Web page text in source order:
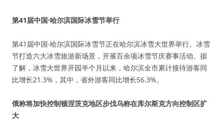
第41届中国·哈尔滨国际冰雪节举行
第41届中国·哈尔滨国际冰雪节正在哈尔滨冰雪大世界举行。冰雪
节打造六大冰雪旅游新场景，开展百余项冰雪节庆赛事活动。据
了解，冰雪大世界开园半个月以来，哈尔滨全市累计接待游客同
比增长21.3%，其中，省外游客同比增长56.3%。
俄称将加快控制顿涅茨克地区步伐乌称在库尔斯克方向控制区扩
大